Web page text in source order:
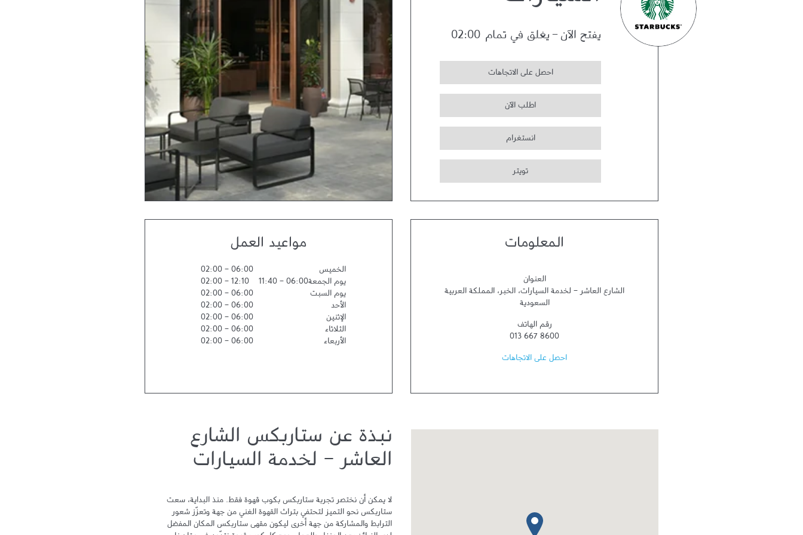
يفتح الآن-يغلق في تمام 02:00
احصل على الاتجاهات
اطلب الآن
انستغرام
تويتر
المعلومات
العنوان
الشارع العاشر - لخدمة السيارات، الخبر، المملكة العربية
السعودية
رقم الهاتف
013 667 8600
احصل على الاتجاهات
مواعيد العمل
الخميس 06:00
-
02:00
يوم الجمعة06:00
-
11:40
12:10
-
02:00
يوم السبت
06:00
-
02:00
الأحد
06:00
-
02:00
الإثنين
06:00
-
02:00
الثلاثاء
06:00
-
02:00
الأربعاء
06:00
-
02:00
نبذة عن ستاربكس الشارع
العاشر - لخدمة السيارات
ستاربكس نحو التميز لتحتفي بتراث القهوة الغني من جهة وتعزّز شعور